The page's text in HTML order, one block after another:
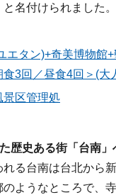
名付けられました。
エタン)+奇美博物館
食3回／昼食4回＞(大
景区管理処
歴史ある街「台南」
る台南は台北から
ようなところで、